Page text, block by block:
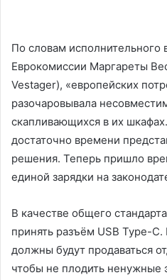
По словам исполнительного
Еврокомиссии Маргареты
Vestager), «европейских
разочаровывала
скапливающихся в их
достаточно времени
решения. Теперь пришло
единой зарядки на
В качестве общего
принять разъём USB Type-C.
должны будут продаваться
чтобы не плодить ненужные